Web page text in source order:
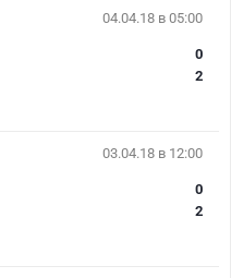
04.04.18 в 05:00
0
2
03.04.18 в 12:00
0
2